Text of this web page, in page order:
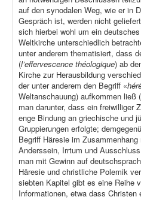
auf den synodalen Weg, wie er in
Gespräch ist, werden nicht
sich hierbei wohl um ein
Weltkirche unterschiedlich
unter anderem thematisiert, dass
(l’effervescence théologique) ab
Kirche zur Herausbildung
der unter anderem den Begriff «
Weltanschauung) aufkommen ließ
man darunter, dass ein freiwilliger
enge Bindung an griechische und
Gruppierungen erfolgte;
Begriff Häresie im
Anderssein, Irrtum und
man mit Gewinn auf
Häresie und christliche Polemik
siebten Kapitel gibt es eine Reihe
Informationen, etwa dass Christen